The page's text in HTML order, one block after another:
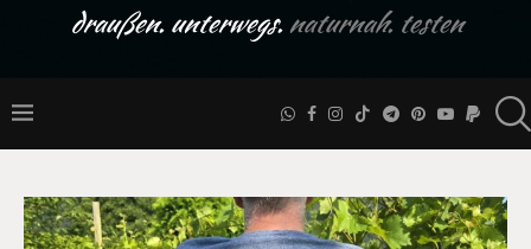
draußen. unterwegs.naturnah. testen